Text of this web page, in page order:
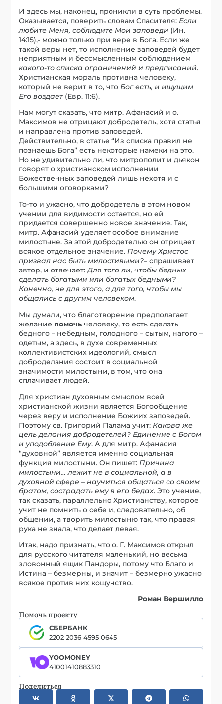
И здесь мы, наконец, проникли в суть проблемы.
Оказывается, поверить словам Спасителя: Если
любите Меня, соблюдите Мои заповеди (Ин.
14:15),- можно только при вере в Бога. Если же
такой веры нет, то исполнение заповедей будет
неприятным и бессмысленным соблюдением
какого-то списка ограничений и предписаний.
Христианская мораль противна человеку,
который не верит в то, что Бог есть, и ищущим
Его воздает(Евр. 11:6).
Нам могут сказать, что митр. Афанасий и о.
Максимов не отрицают добродетель, хотя статья
и направлена против заповедей.
Действительно, в статье “Из списка правил не
познаешь Бога” есть некоторые намеки на это.
Но не удивительно ли, что митрополит и дьякон
говорят о христианском исполнении
Божественных заповедей лишь нехотя и с
большими оговорками?
То-то и ужасно, что добродетель в этом новом
учении для видимости остается, но ей
придается совершенно новое значение. Так,
митр. Афанасий уделяет особое внимание
милостыне. За этой добродетелью он отрицает
всякое отдельное значение. Почему Христос
призвал нас быть милостивыми?– спрашивает
автор, и отвечает:Для того ли, чтобы бедных
сделать богатыми или богатых бедными?
Конечно, не для этого, а для того, чтобы мы
общались с другим человеком.
Мы думали, что благотворение предполагает
желание помочь человеку, то есть сделать
бедного – небедным, голодного – сытым, нагого –
одетым, а здесь, в духе современных
коллективистских идеологий, смысл
доброделания состоит в социальной
значимости милостыни, в том, что она
сплачивает людей.
Для христиан духовным смыслом всей
христианской жизни является Богообщение
через веру и исполнение Божиих заповедей.
Поэтому св. Григорий Палама учит: Какова же
цель делания добродетелей? Единение с Богом
и уподобление Ему. А для митр. Афанасия
“духовной” является именно социальная
функция милостыни. Он пишет: Причина
милостыни… лежит не в социальной, а в
духовной сфере – научиться общаться со своим
братом, сострадать ему в его бедах. Это учение,
так сказать, параллельно Христианству, которое
учит не помнить о себе и, следовательно, об
общении, а творить милостыню так, что правая
рука не знала, что делает левая.
Итак, надо признать, что о. Г. Максимов открыл
для русского читателя маленький, но весьма
зловонный ящик Пандоры, потому что Благо и
Истина – безмерны, и значит – безмерно ужасно
всякое против них кощунство.
Роман Вершилло
Помочь проекту
СБЕРБАНК
2202 2036 4595 0645
YOOMONEY
41001410883310
Поделиться